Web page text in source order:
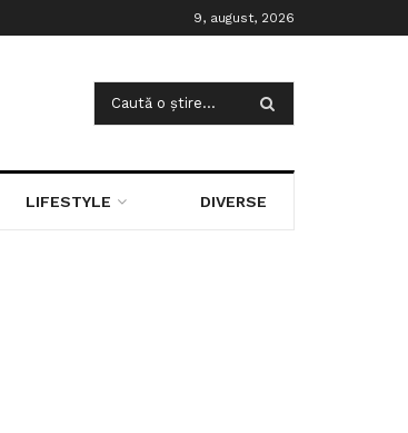
9, august, 2026
LIFESTYLE DIVERSE